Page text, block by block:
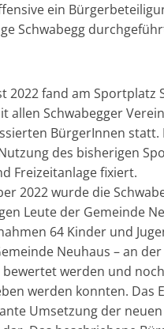
ein
Schwabegg
2022 fand am Sportplatz
allen Schwabegger
BürgerInnen
des bisherigen
Freizeitanlage fixiert.
2022 wurde die
Leute der Gemeinde
64 Kinder und
Neuhaus – an
bewertet werden und
werden konnten. Das
Umsetzung der